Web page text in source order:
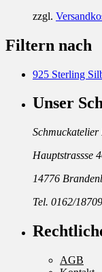
zzgl.
Filtern nach
925 Sterling
Unser
Schmuckatelier
Hauptstrassse
14776
Tel. 0162/
AGB